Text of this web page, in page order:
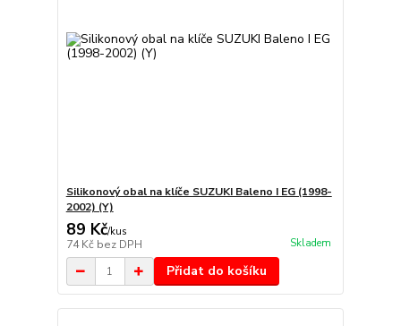
Silikonový obal na klíče SUZUKI Baleno I EG (1998-
2002) (Y)
89 Kč/kus
74 Kč bez DPH Skladem
Přidat do košíku